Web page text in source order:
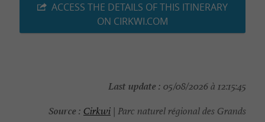
ACCESS THE DETAILS OF THIS ITINERARY
ON CIRKWI.COM
Last update : 05/08/2026 à 12:15:45
Source : Cirkwi | Parc naturel régional des Grands